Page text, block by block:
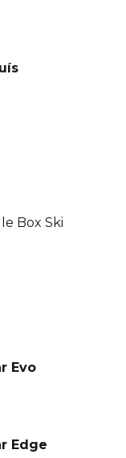
Box Ski
Evo
Edge